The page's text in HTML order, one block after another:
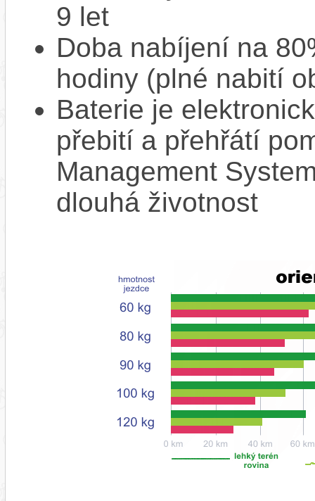
9 let
Doba nabíjení na
hodiny (plné nabití
Baterie je
přebití a přehřátí
Management
dlouhá životnost